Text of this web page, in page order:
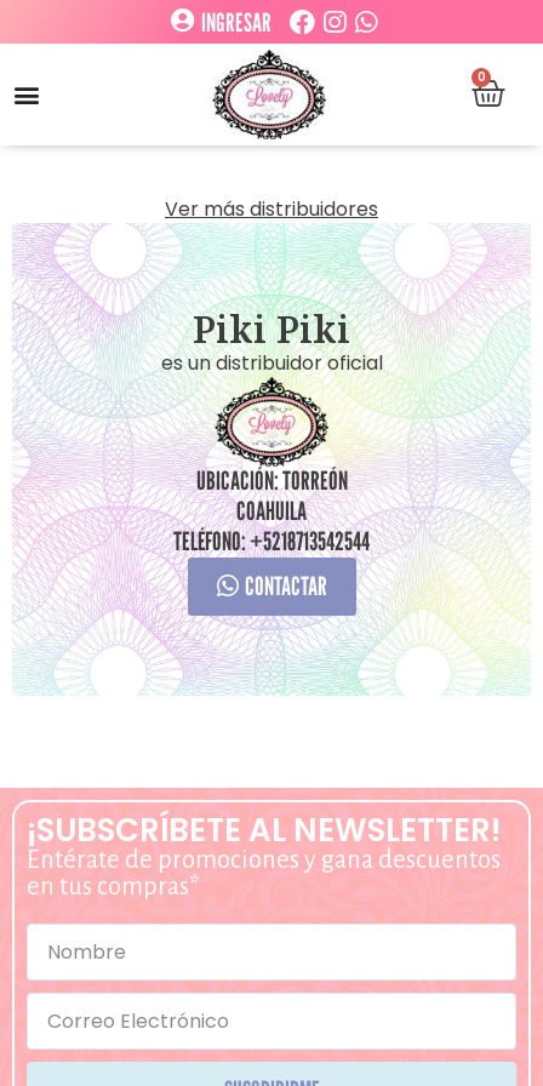
INGRESAR
0
Ver más distribuidores
Piki Piki
es un distribuidor oficial
UBICACIÓN: TORREÓN
COAHUILA
TELÉFONO: +5218713542544
CONTACTAR
¡SUBSCRÍBETE AL NEWSLETTER!
Entérate de promociones y gana descuentos
en tus compras*